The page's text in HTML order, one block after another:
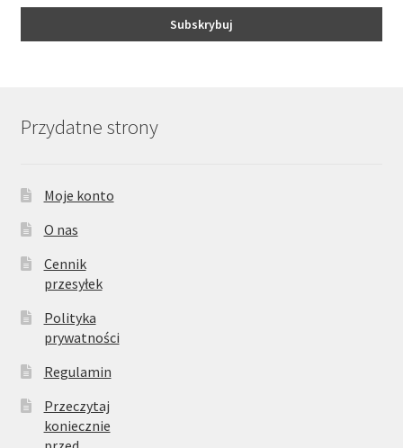
Przydatne strony
Moje konto
O nas
Cennik
przesyłek
Polityka
prywatności
Regulamin
Przeczytaj
koniecznie